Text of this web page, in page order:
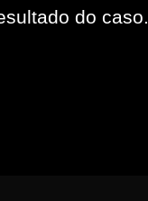
do caso.